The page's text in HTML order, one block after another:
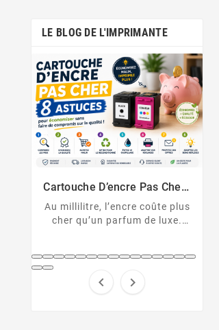
LE BLOG DE L'IMPRIMANTE
Comment Désactiver La Puce
Cartouche HP non reconnue ?
désactiver la protection des
cartouches HP et contourner
 